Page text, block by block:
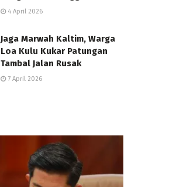
4 April 2026
Jaga Marwah Kaltim, Warga
Loa Kulu Kukar Patungan
Tambal Jalan Rusak
7 April 2026